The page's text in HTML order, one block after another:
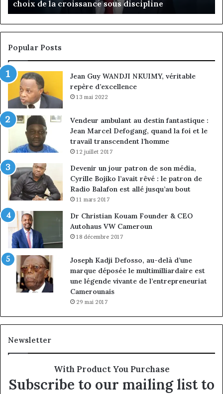
choix
de
la
croissance
sous
choix de la croissance sous discipline
à
la
Popular Posts
Jean Guy WANDJI NKUIMY, véritable
repère d’excellence
13 mai 2022
Vendeur ambulant au destin fantastique :
Jean Marcel Defogang, quand la foi et le
travail transcendent l’homme
12 juillet 2017
Devenir un jour patron de son média,
Cyrille Bojiko l’avait rêvé : le patron de
Radio Balafon est allé jusqu’au bout
11 mars 2017
Dr Christian Kouam Founder & CEO
Autohaus VW Cameroun
18 décembre 2017
Joseph Kadji Defosso, au-delà d’une
marque déposée le multimilliardaire est
une légende vivante de l’entrepreneuriat
Camerounais
29 mai 2017
Newsletter
With Product You Purchase
Subscribe to our mailing list to